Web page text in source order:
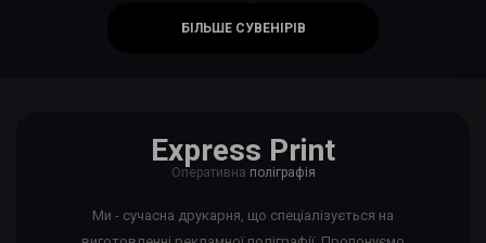
БІЛЬШЕ СУВЕНІРІВ
Express Print
Оперативна поліграфія
Ми - сучасна друкарня, що спеціалізується на